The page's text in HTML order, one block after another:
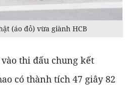
(áo đỏ) vừa giành HCB
thi đấu chung kết
có thành tích 47 giây 82